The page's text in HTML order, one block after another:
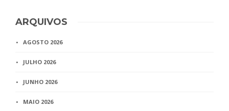
ARQUIVOS
AGOSTO 2026
JULHO 2026
JUNHO 2026
MAIO 2026